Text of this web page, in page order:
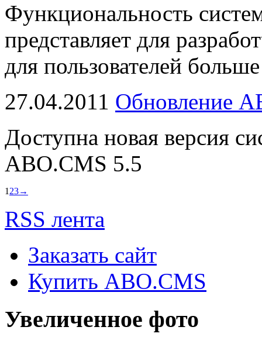
Функциональность
представляет для
для пользователей
27.04.2011 Обновление
Доступна новая версия
ABO.CMS 5.5
123→
RSS лента
Заказать сайт
Купить ABO.CMS
Увеличенное фото